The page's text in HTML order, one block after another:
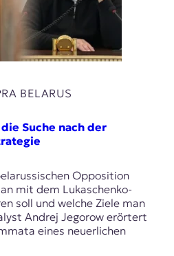
BELARUS
Suche nach der
Opposition
mit dem Lukaschenko-
soll und welche Ziele man
Andrej Jegorow erörtert
eines neuerlichen